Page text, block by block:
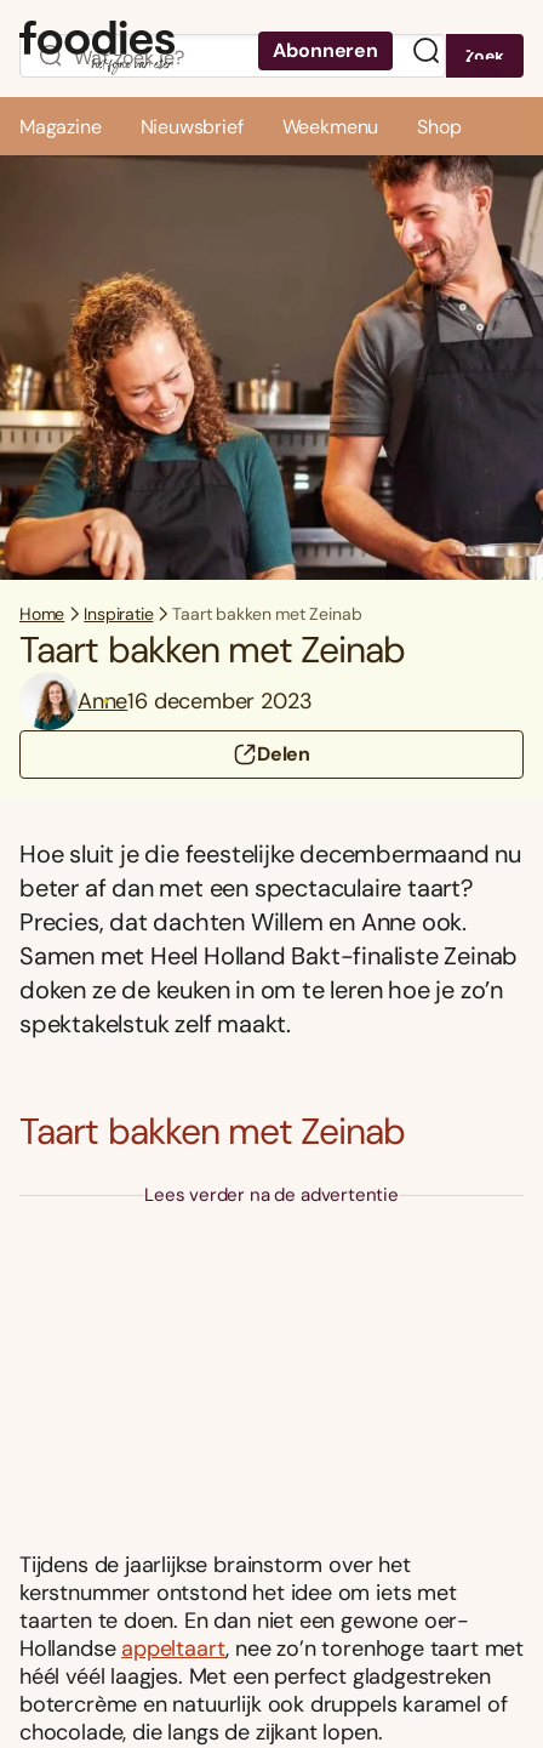
Abonneren Zoek
Magazine Nieuwsbrief Weekmenu Shop
Home Inspiratie Taart bakken met Zeinab
Taart bakken met Zeinab
Anne16 december 2023
Delen
Hoe sluit je die feestelijke decembermaand nu
beter af dan met een spectaculaire taart?
Precies, dat dachten Willem en Anne ook.
Samen met Heel Holland Bakt-finaliste Zeinab
doken ze de keuken in om te leren hoe je zo’n
spektakelstuk zelf maakt.
Taart bakken met Zeinab
Lees verder na de advertentie
Tijdens de jaarlijkse brainstorm over het
kerstnummer ontstond het idee om iets met
taarten te doen. En dan niet een gewone oer-
Hollandse appeltaart, nee zo’n torenhoge taart met
héél véél laagjes. Met een perfect gladgestreken
botercrème en natuurlijk ook druppels karamel of
chocolade, die langs de zĳkant lopen.